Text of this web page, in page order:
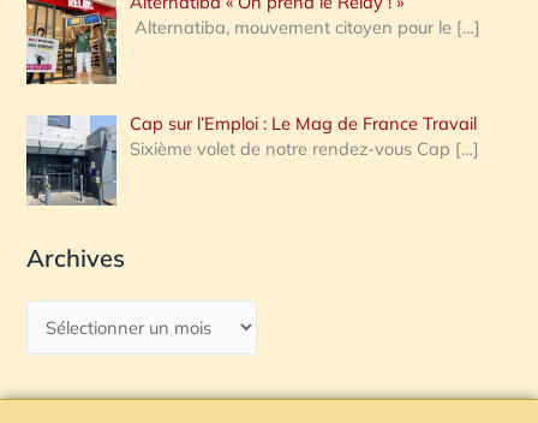
Alternatiba, mouvement citoyen pour le […]
Cap sur l’Emploi : Le Mag de France Travail
Sixième volet de notre rendez-vous Cap […]
Archives